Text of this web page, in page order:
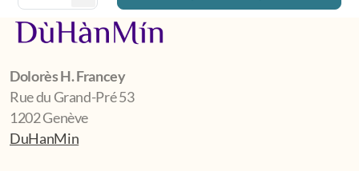
Dolorès H. Francey
Rue du Grand-Pré 53
1202 Genève
DuHanMin